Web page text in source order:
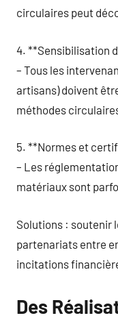
circulaires peut
4. **Sensibilisation
– Tous les
artisans) doivent
méthodes
5. **Normes et
– Les
matériaux sont
Solutions : soutenir
partenariats entre
incitations
Des